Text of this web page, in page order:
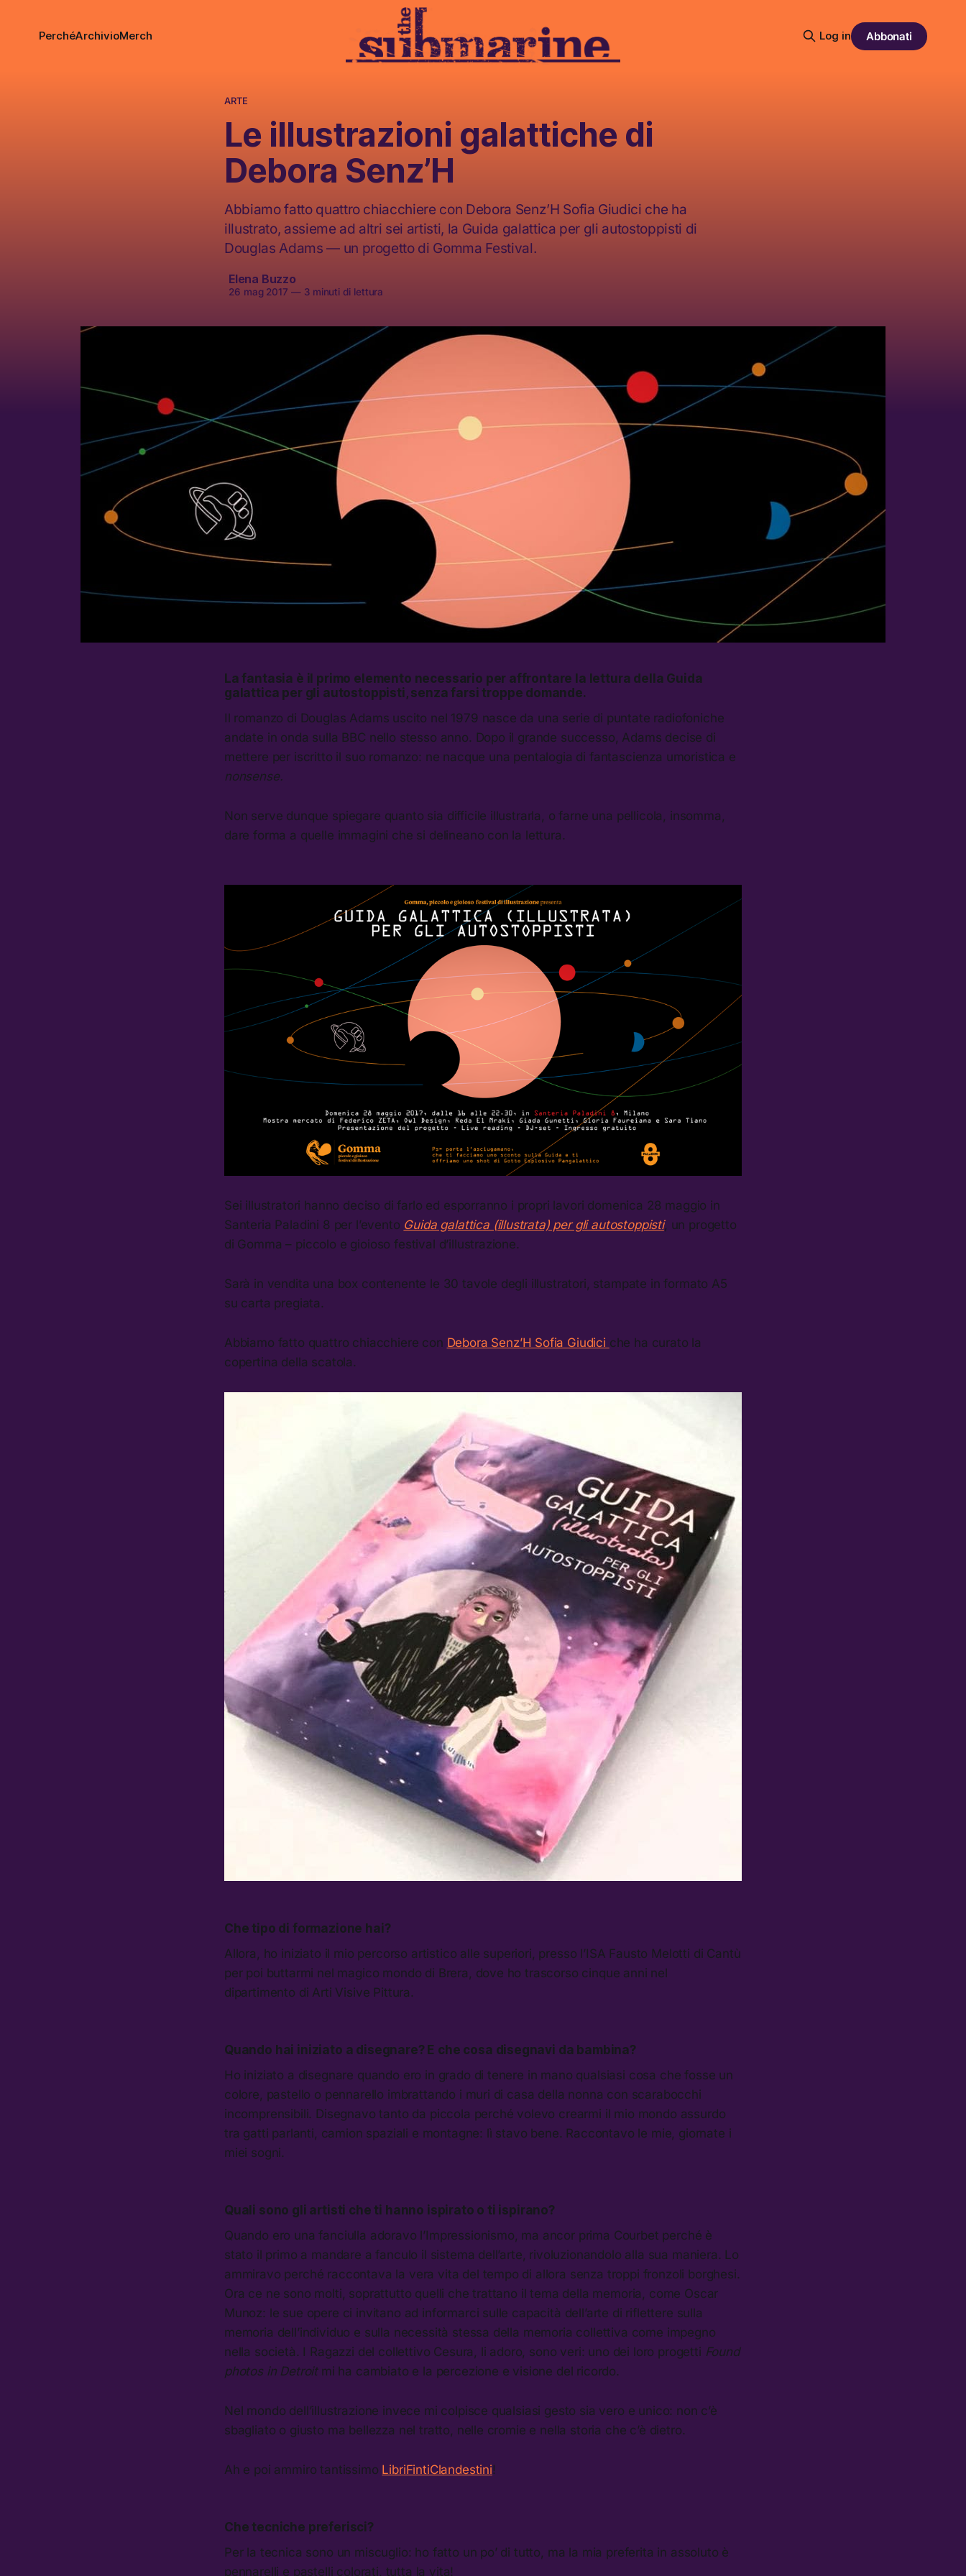
PerchéArchivioMerch Log in Abbonati
ARTE
Le illustrazioni galattiche di
Debora Senz’H
Abbiamo fatto quattro chiacchiere con Debora Senz’H Sofia Giudici che ha
illustrato, assieme ad altri sei artisti, la Guida galattica per gli autostoppisti di
Douglas Adams — un progetto di Gomma Festival.
Elena Buzzo
26 mag 2017 —3 minuti di lettura
La fantasia è il primo elemento necessario per affrontare la lettura della Guida
galattica per gli autostoppisti, senza farsi troppe domande.
Il romanzo di Douglas Adams uscito nel 1979 nasce da una serie di puntate radiofoniche
andate in onda sulla BBC nello stesso anno. Dopo il grande successo, Adams decise di
mettere per iscritto il suo romanzo: ne nacque una pentalogia di fantascienza umoristica e
nonsense.
Non serve dunque spiegare quanto sia difficile illustrarla, o farne una pellicola, insomma,
dare forma a quelle immagini che si delineano con la lettura.
Sei illustratori hanno deciso di farlo ed esporranno i propri lavori domenica 28 maggio in
Santeria Paladini 8 per l’evento Guida galattica (illustrata) per gli autostoppisti, un progetto
di Gomma – piccolo e gioioso festival d’illustrazione.
Sarà in vendita una box contenente le 30 tavole degli illustratori, stampate in formato A5
su carta pregiata.
Abbiamo fatto quattro chiacchiere con Debora Senz’H Sofia Giudici che ha curato la
copertina della scatola.
Che tipo di formazione hai?
Allora, ho iniziato il mio percorso artistico alle superiori, presso l’ISA Fausto Melotti di Cantù
per poi buttarmi nel magico mondo di Brera, dove ho trascorso cinque anni nel
dipartimento di Arti Visive Pittura.
Quando hai iniziato a disegnare? E che cosa disegnavi da bambina?
Ho iniziato a disegnare quando ero in grado di tenere in mano qualsiasi cosa che fosse un
colore, pastello o pennarello imbrattando i muri di casa della nonna con scarabocchi
incomprensibili. Disegnavo tanto da piccola perché volevo crearmi il mio mondo assurdo
tra gatti parlanti, camion spaziali e montagne: lì stavo bene. Raccontavo le mie, giornate i
miei sogni.
Quali sono gli artisti che ti hanno ispirato o ti ispirano?
Quando ero una fanciulla adoravo l’Impressionismo, ma ancor prima Courbet perché è
stato il primo a mandare a fanculo il sistema dell’arte, rivoluzionandolo alla sua maniera. Lo
ammiravo perché raccontava la vera vita del tempo di allora senza troppi fronzoli borghesi.
Ora ce ne sono molti, soprattutto quelli che trattano il tema della memoria, come Oscar
Munoz: le sue opere ci invitano ad informarci sulle capacità dell’arte di riflettere sulla
memoria dell’individuo e sulla necessità stessa della memoria collettiva come impegno
nella società. I Ragazzi del collettivo Cesura, li adoro, sono veri: uno dei loro progetti Found
photos in Detroit mi ha cambiato e la percezione e visione del ricordo.
Nel mondo dell’illustrazione invece mi colpisce qualsiasi gesto sia vero e unico: non c’è
sbagliato o giusto ma bellezza nel tratto, nelle cromie e nella storia che c’è dietro.
Ah e poi ammiro tantissimo LibriFintiClandestini!
Che tecniche preferisci?
Per la tecnica sono un miscuglio: ho fatto un po’ di tutto, ma la mia preferita in assoluto è
pennarelli e pastelli colorati, tutta la vita!